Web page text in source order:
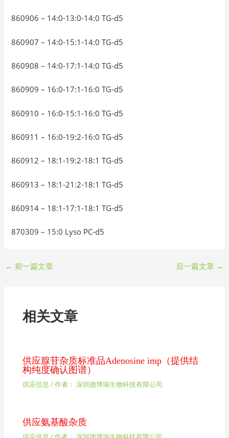
860906 – 14:0-13:0-14:0 TG-d5
860907 – 14:0-15:1-14:0 TG-d5
860908 – 14:0-17:1-14:0 TG-d5
860909 – 16:0-17:1-16:0 TG-d5
860910 – 16:0-15:1-16:0 TG-d5
860911 – 16:0-19:2-16:0 TG-d5
860912 – 18:1-19:2-18:1 TG-d5
860913 – 18:1-21:2-18:1 TG-d5
860914 – 18:1-17:1-18:1 TG-d5
870309 – 15:0 Lyso PC-d5
← 前一篇文章 后一篇文章 →
相关文章
供应腺苷杂质标准品Adenosine imp（提供结
构纯度确认图谱）
供应信息 / 作者： 深圳德博瑞生物科技有限公司
供应氨基酸杂质